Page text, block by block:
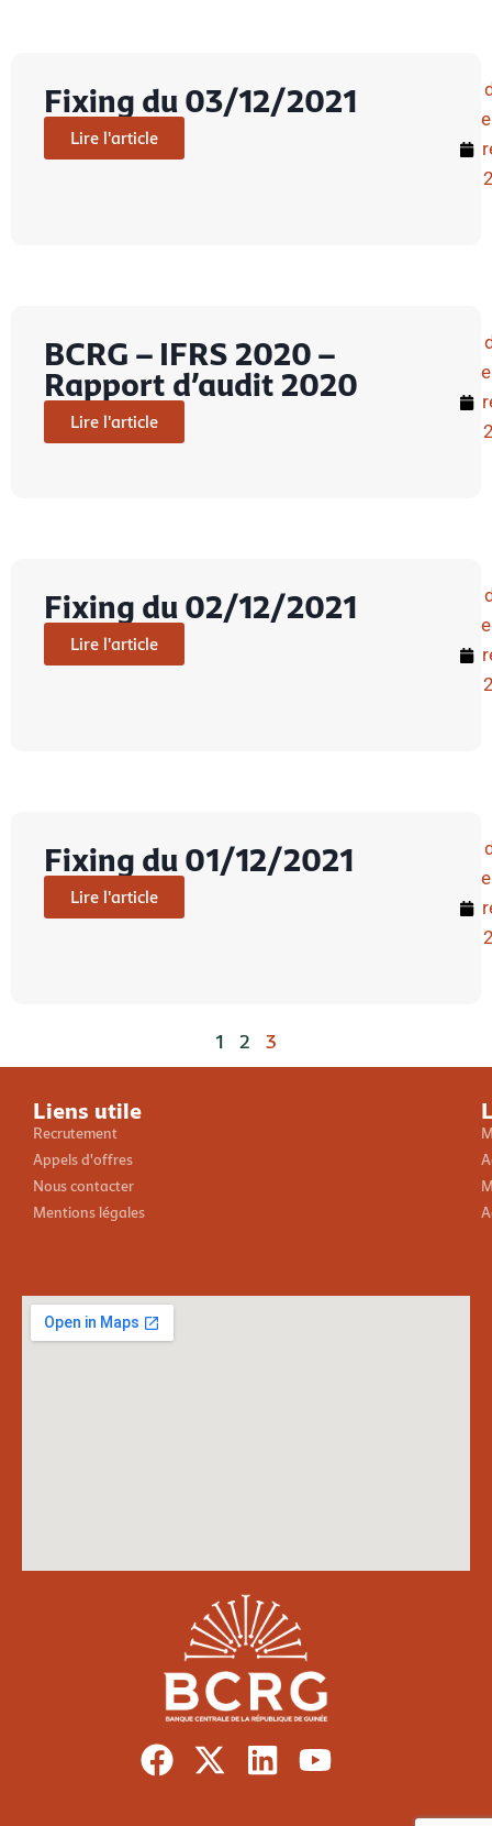
Fixing du 03/12/2021
Lire l'article
BCRG – IFRS 2020 –
Rapport d’audit 2020
Lire l'article
Fixing du 02/12/2021
Lire l'article
Fixing du 01/12/2021
Lire l'article
1 2 3
Liens utile
Recrutement
Appels d'offres
Nous contacter
Mentions légales